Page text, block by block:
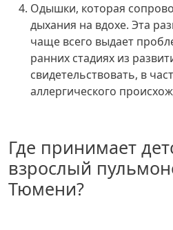
Одышки, которая
дыхания на вдохе. Эта
чаще всего выдает
ранних стадиях из
свидетельствовать, в
аллергического
Где принимает
взрослый
Тюмени?